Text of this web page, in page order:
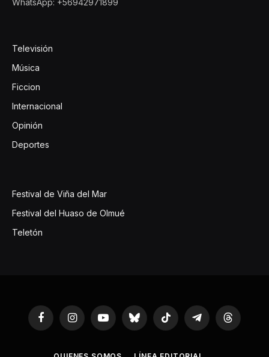
WhatsApp: +56942971899
Televisión
Música
Ficcion
Internacional
Opinión
Deportes
Festival de Viña del Mar
Festival del Huaso de Olmué
Teletón
FacebookInstagramYouTubeBluesky TikTok TelegramThreads